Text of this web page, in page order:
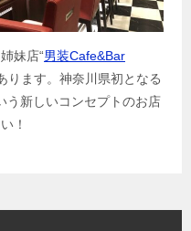
妹店“男装Cafe&Bar
ります。神奈川県初となる
う新しいコンセプトのお店
！